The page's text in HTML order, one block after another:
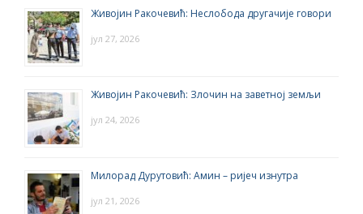
Живојин Ракочевић: Неслобода другачије говори
јул 27, 2026
Живојин Ракочевић: Злочин на заветној земљи
јул 24, 2026
Милорад Дурутовић: Амин – ријеч изнутра
јул 21, 2026